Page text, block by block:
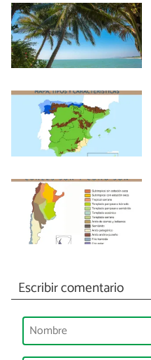
Escribir comentario